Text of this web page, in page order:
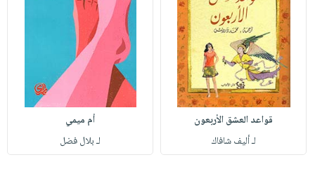
قواعد العشق الأربعون
لـ أليف شافاك
أم ميمي
لـ بلال فضل